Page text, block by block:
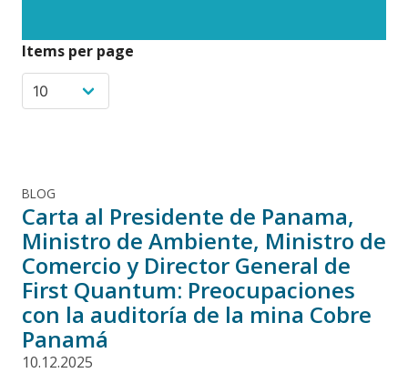
Items per page
BLOG
Carta al Presidente de Panama,
Ministro de Ambiente, Ministro de
Comercio y Director General de
First Quantum: Preocupaciones
con la auditoría de la mina Cobre
Panamá
10.12.2025